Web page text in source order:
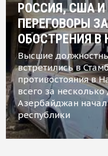
РОССИЯ, США И
ПЕРЕГОВОРЫ
ОБОСТРЕНИЯ В
Высшие
встретились в
противостояния в
всего за
Азербайджан
республики